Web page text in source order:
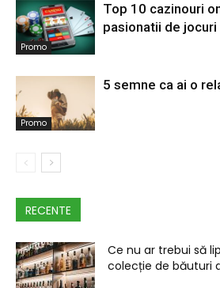
Promo
Top 10 cazinouri
pasionatii de
Promo
5 semne ca ai o
RECENTE
Ce nu ar trebui să
colecție de băuturi